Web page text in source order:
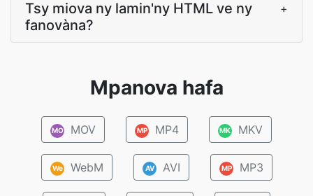
Tsy miova ny lamin'ny HTML ve ny
fanovàna?
+
Mpanova hafa
MO MOV MP MP4 MK MKV
We WebM AV AVI MP MP3